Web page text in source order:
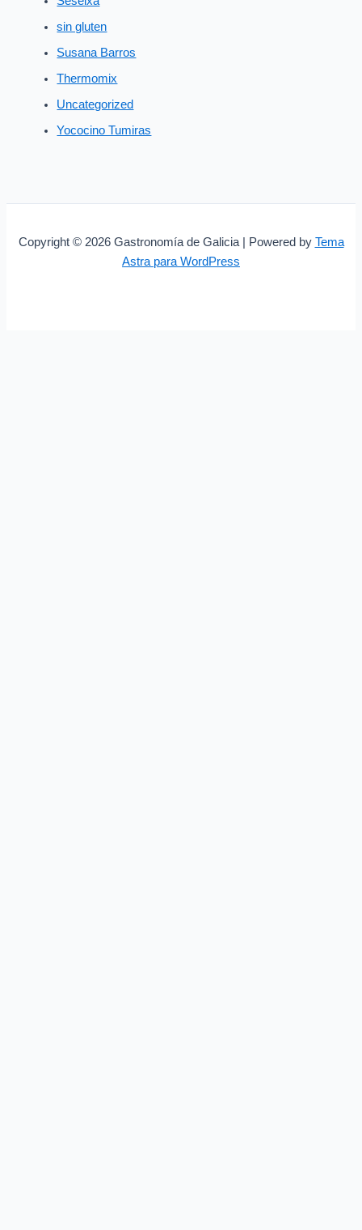
sin gluten
Susana Barros
Thermomix
Uncategorized
Yococino Tumiras
Copyright © 2026 Gastronomía de Galicia | Powered by Tema
Astra para WordPress